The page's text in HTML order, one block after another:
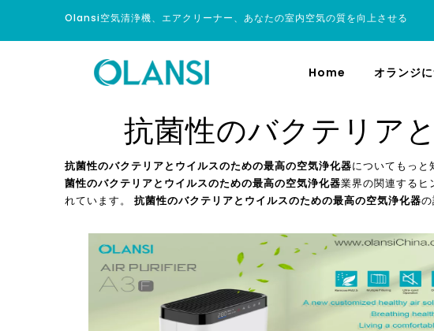
Olansi空気清浄機、エアクリーナー、あなたの室内空気の質を向上させる
Home オランジ
抗菌性のバクテリア
抗菌性のバクテリアとウイルスのための最高の空気浄化器についてもっと
菌性のバクテリアとウイルスのための最高の空気浄化器業界の関連するヒ
れています。 抗菌性のバクテリアとウイルスのための最高の空気浄化器